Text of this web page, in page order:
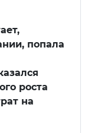
попала
роста
на